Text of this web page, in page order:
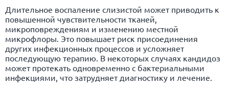
Длительное воспаление слизистой может приводить к
повышенной чувствительности тканей,
микроповреждениям и изменению местной
микрофлоры. Это повышает риск присоединения
других инфекционных процессов и усложняет
последующую терапию. В некоторых случаях кандидоз
может протекать одновременно с бактериальными
инфекциями, что затрудняет диагностику и лечение.